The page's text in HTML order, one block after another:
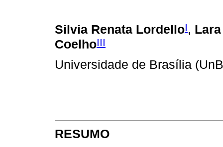
Silvia Renata LordelloI,
CoelhoIII
Universidade de Brasília
RESUMO